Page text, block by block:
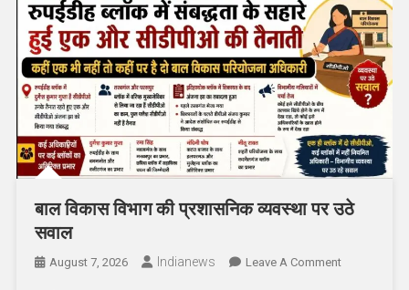
बाल विकास विभाग की प्रशासनिक व्यवस्था पर उठे
सवाल
August 7, 2026 Indianews Leave A CommentOn